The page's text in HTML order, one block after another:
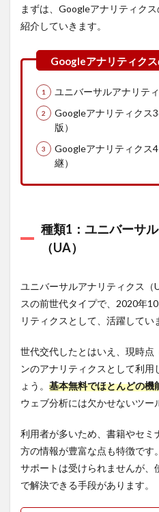
種類
ニバー
ナリテ
ィクス
Googleアナリ
ティクス
360（GA360）
1.3
Googleア
4（GA4）
サル
アナ
リテ
ィク
GA4
の違
いを
徹底
比較
ユニ
バー
サル
アナ
リテ
スと
まずは、Googleアナリティク
紹介していきます。
ユニバーサルアナリテ
Googleアナリティクス
版）
Googleアナリティクス
継）
種類1：ユニバーサ
（UA）
ユニバーサルアナリティクス
スの前世代タイプで、2020年
リティクスとして、活躍してい
世代交代したとはいえ、現時点
ンのアナリティクスとして利用
ょう。 基本無料でほとんどの機
ウェブ分析には欠かせないツー
利用者が多いため、書籍やセミ
方の情報が豊富な点も特徴で
サポートは受けられませんが、
で解決できる手段があります。